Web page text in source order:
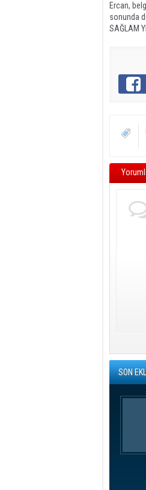
Ercan,
sonunda
SAĞLAM
SON